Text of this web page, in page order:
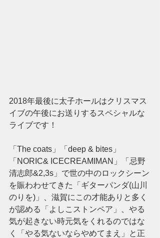
2018年最後に太子ホールはクリスマス
イブの午後にお送りするスペシャルな
ライブです！
「The coats」「deep & bites」
「NORIC& ICECREAMIMAN」「忌野
清志郎&2,3s」で世の中のロックシーン
を賑わわせてきた「ギターパンダ(山川
のりを)」、滋賀にこの才能ありと多く
が認める「よしこストンペア」、やる
気が起きない時元気をくれるのではな
く「やる気ないならやめてまえ」と正